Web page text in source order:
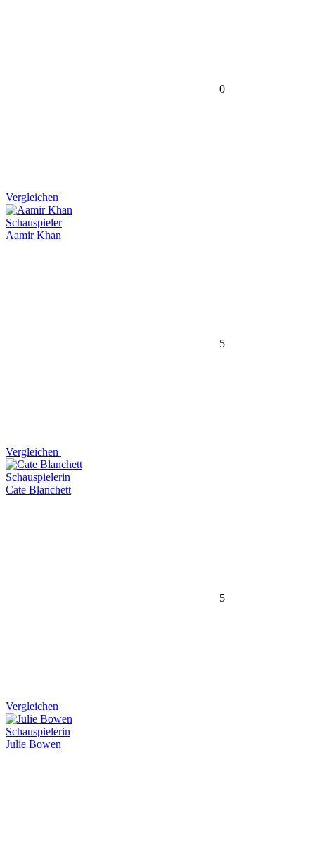
0
Vergleichen
Schauspieler
Aamir Khan
5
Vergleichen
Schauspielerin
Cate Blanchett
5
Vergleichen
Schauspielerin
Julie Bowen